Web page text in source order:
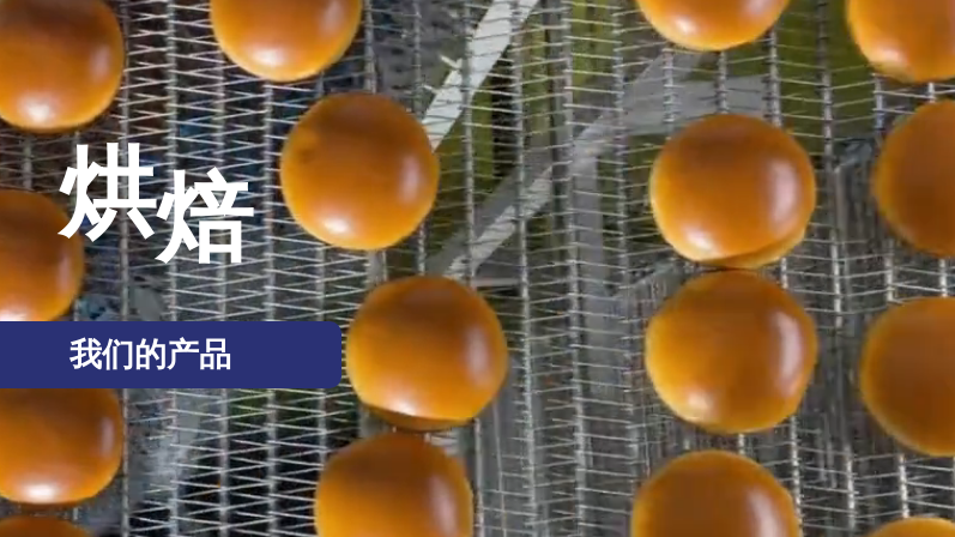
烘焙
我们的产品